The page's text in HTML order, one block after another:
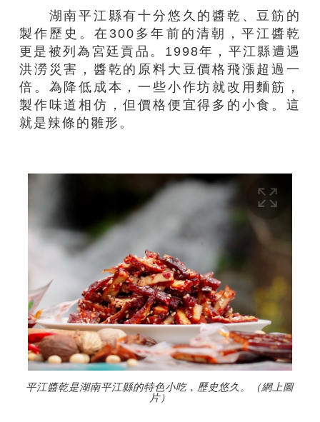
湖南平江縣有十分悠久的醬乾、豆筋的
製作歷史。在300多年前的清朝，平江醬乾
更是被列為宮廷貢品。1998年，平江縣遭遇
洪澇災害，醬乾的原料大豆價格飛漲超過一
倍。為降低成本，一些小作坊就改用麵筋，
製作味道相仿，但價格便宜得多的小食。這
就是辣條的雛形。
平江醬乾是湖南平江縣的特色小吃，歷史悠久。（網上圖
片）